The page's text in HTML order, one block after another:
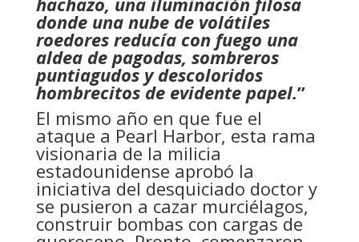
donde una nube de volátiles
roedores reducía con fuego una
aldea de pagodas, sombreros
puntiagudos y descoloridos
hombrecitos de evidente papel.”
El mismo año en que fue el
ataque a Pearl Harbor, esta rama
visionaria de la milicia
estadounidense aprobó la
iniciativa del desquiciado doctor y
se pusieron a cazar murciélagos,
construir bombas con cargas de